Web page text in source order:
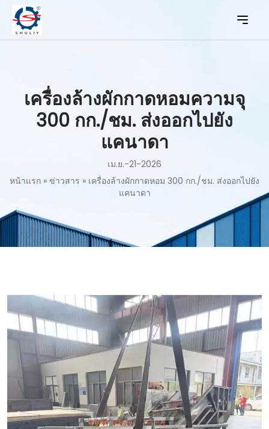
เครื่องล้างผักกาดหอมความจุ
300 กก./ชม. ส่งออกไปยัง
แคนาดา
เม.ย.-21-2026
หน้าแรก » ข่าวสาร » เครื่องล้างผักกาดหอม 300 กก./ชม. ส่งออกไปยัง
แคนาดา